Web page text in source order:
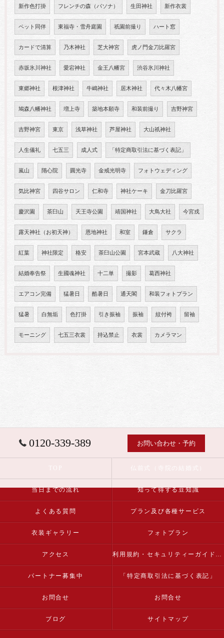
新作色打掛 フレンチの森（パソナ） 生田神社 新作衣裳
ペット同伴 東福寺・雪舟庭園 祇園前撮り ハート窓
カードで清算 乃木神社 芝大神宮 虎ノ門金刀比羅宮
赤坂氷川神社 愛宕神社 金王八幡宮 渋谷氷川神社
東郷神社 根津神社 牛嶋神社 居木神社 代々木八幡宮
鳩森八幡神社 増上寺 築地本願寺 和装前撮り 吉野神宮
吉野神宮 東京 浅草神社 芦屋神社 大山祇神社
人生儀礼 七五三 成人式 「特定商取引法に基づく表記」
嵐山 隋心院 圓光寺 金戒光明寺 フォトウェディング
気比神宮 四谷サロン 仁和寺 神社ケーキ 金刀比羅宮
慶沢園 茶臼山 天王寺公園 靖国神社 大鳥大社 今宮戎
露天神社（お初天神） 恩地神社 和室 鎌倉 サクラ
紅葉 神社限定 格安 茶臼山公園 宮本武蔵 八大神社
結婚奉告祭 生國魂神社 十二単 撮影 葛西神社
エアコン完備 猛暑日 酷暑日 通天閣 和装フォトプラン
猛暑 白無垢 色打掛 引き振袖 振袖 紋付袴 留袖
モーニング 七五三衣裳 持込禁止 衣裳 カメラマン
0120-339-389 お問い合わせ・予約
当日までの流れ 知って得する豆知識
よくある質問 プラン及び各種サービス
衣装ギャラリー フォトプラン
アクセス 利用規約・セキュリティーガイドライン
パートナー募集中 「特定商取引法に基づく表記」
お問合せ お問合せ
ブログ サイトマップ